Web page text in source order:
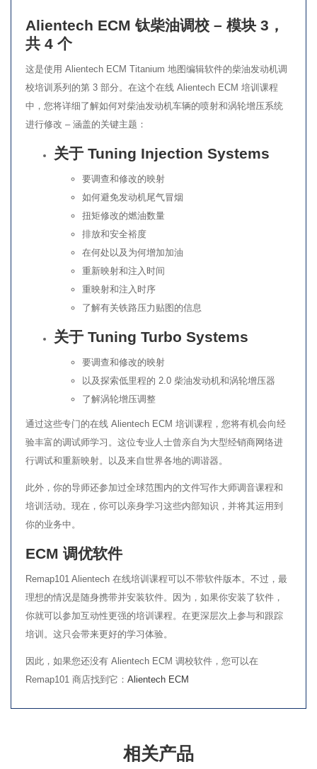
之
Alientech ECM 钛柴油调校 – 模块 3，
共 4 个
这是使用 Alientech ECM Titanium 地图编辑软件的柴油发动机调
校培训系列的第 3 部分。在这个在线 Alientech ECM 培训课程
中，您将详细了解如何对柴油发动机车辆的喷射和涡轮增压系统
进行修改 – 涵盖的关键主题：
关于 Tuning Injection Systems
要调查和修改的映射
如何避免发动机尾气冒烟
扭矩修改的燃油数量
排放和安全裕度
在何处以及为何增加加油
重新映射和注入时间
重映射和注入时序
了解有关铁路压力贴图的信息
关于 Tuning Turbo Systems
要调查和修改的映射
以及探索低里程的 2.0 柴油发动机和涡轮增压器
了解涡轮增压调整
通过这些专门的在线 Alientech ECM 培训课程，您将有机会向经
验丰富的调试师学习。这位专业人士曾亲自为大型经销商网络进
行调试和重新映射。以及来自世界各地的调谐器。
此外，你的导师还参加过全球范围内的文件写作大师调音课程和
培训活动。现在，你可以亲身学习这些内部知识，并将其运用到
你的业务中。
ECM 调优软件
Remap101 Alientech 在线培训课程可以不带软件版本。不过，最
理想的情况是随身携带并安装软件。因为，如果你安装了软件，
你就可以参加互动性更强的培训课程。在更深层次上参与和跟踪
培训。这只会带来更好的学习体验。
因此，如果您还没有 Alientech ECM 调校软件，您可以在
Remap101 商店找到它： Alientech ECM
相关产品